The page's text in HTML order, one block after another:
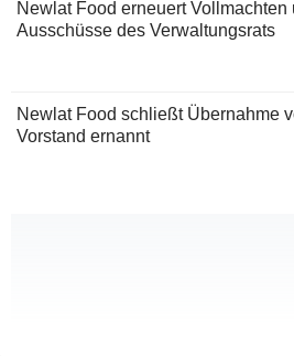
Newlat Food erneuert Vollmachten
Ausschüsse des Verwaltungsrats
Newlat Food schließt Übernahme
Vorstand ernannt